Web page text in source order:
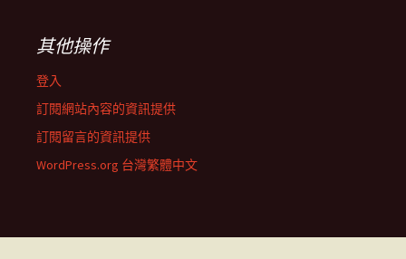
其他操作
登入
訂閱網站內容的資訊提供
訂閱留言的資訊提供
WordPress.org 台灣繁體中文